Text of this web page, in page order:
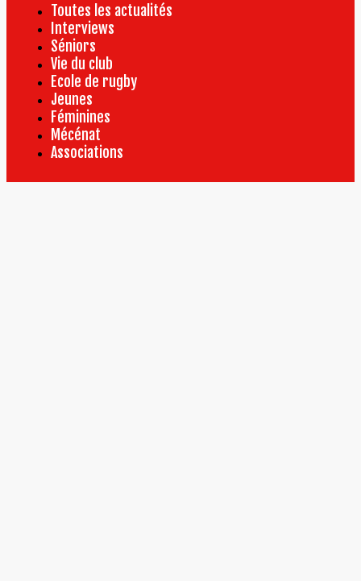
Toutes les actualités
Interviews
Séniors
Vie du club
Ecole de rugby
Jeunes
Féminines
Mécénat
Associations